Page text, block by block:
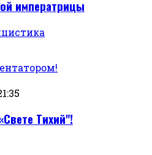
императрицы
Тихий"!